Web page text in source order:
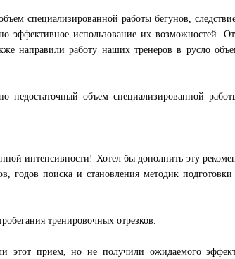
специализированной работы бегунов,
эффективное использование их возможностей.
направили работу наших тренеров в русло
недостаточный объем специализированной
интенсивности! Хотел бы дополнить эту
годов поиска и становления методик
тренировочных отрезков.
этот прием, но не получили ожидаемого